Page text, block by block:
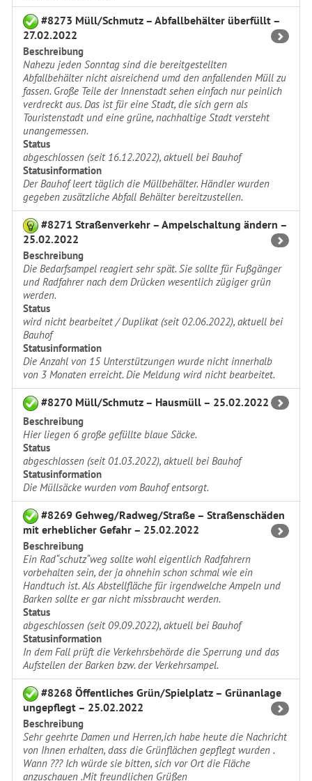
#8273 Müll/Schmutz – Abfallbehälter überfüllt –
27.02.2022
Beschreibung
Nahezu jeden Sonntag sind die bereitgestellten
Abfallbehälter nicht aisreichend umd den anfallenden Müll zu
fassen. Große Teile der Innenstadt sehen einfach nur peinlich
verdreckt aus. Das ist für eine Stadt, die sich gern als
Touristenstadt und eine grüne, nachhaltige Stadt versteht
unangemessen.
Status
abgeschlossen (seit 16.12.2022), aktuell bei Bauhof
Statusinformation
Der Bauhof leert täglich die Müllbehälter. Händler wurden
gegeben zusätzliche Abfall Behälter bereitzustellen.
#8271 Straßenverkehr – Ampelschaltung ändern –
25.02.2022
Beschreibung
Die Bedarfsampel reagiert sehr spät. Sie sollte für Fußgänger
und Radfahrer nach dem Drücken wesentlich zügiger grün
werden.
Status
wird nicht bearbeitet / Duplikat (seit 02.06.2022), aktuell bei
Bauhof
Statusinformation
Die Anzahl von 15 Unterstützungen wurde nicht innerhalb
von 3 Monaten erreicht. Die Meldung wird nicht bearbeitet.
#8270 Müll/Schmutz – Hausmüll – 25.02.2022
Beschreibung
Hier liegen 6 große gefüllte blaue Säcke.
Status
abgeschlossen (seit 01.03.2022), aktuell bei Bauhof
Statusinformation
Die Müllsäcke wurden vom Bauhof entsorgt.
#8269 Gehweg/Radweg/Straße – Straßenschäden
mit erheblicher Gefahr – 25.02.2022
Beschreibung
Ein Rad“schutz“weg sollte wohl eigentlich Radfahrern
vorbehalten sein, der ja ohnehin schon schmal wie ein
Handtuch ist. Als Abstellfläche für irgendwelche Ampeln und
Barken sollte er gar nicht missbraucht werden.
Status
abgeschlossen (seit 09.09.2022), aktuell bei Bauhof
Statusinformation
In dem Fall prüft die Verkehrsbehörde die Sperrung und das
Aufstellen der Barken bzw. der Verkehrsampel.
#8268 Öffentliches Grün/Spielplatz – Grünanlage
ungepflegt – 25.02.2022
Beschreibung
Sehr geehrte Damen und Herren,ich habe heute die Nachricht
von Ihnen erhalten, dass die Grünflächen gepflegt wurden .
Wann ??? Ich würde sie bitten, sich vor Ort die Fläche
anzuschauen .Mit freundlichen Grüßen